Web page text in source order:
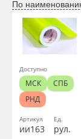
Бренды
Оплата
Сервис
Чернила
Клей, скотчи и
Вид
Ширина, м
Длина рулона,
Толщина, мкм
По
Артикул
ии163
Ед.
рул.
Доступно
МСК
СПБ
РНД